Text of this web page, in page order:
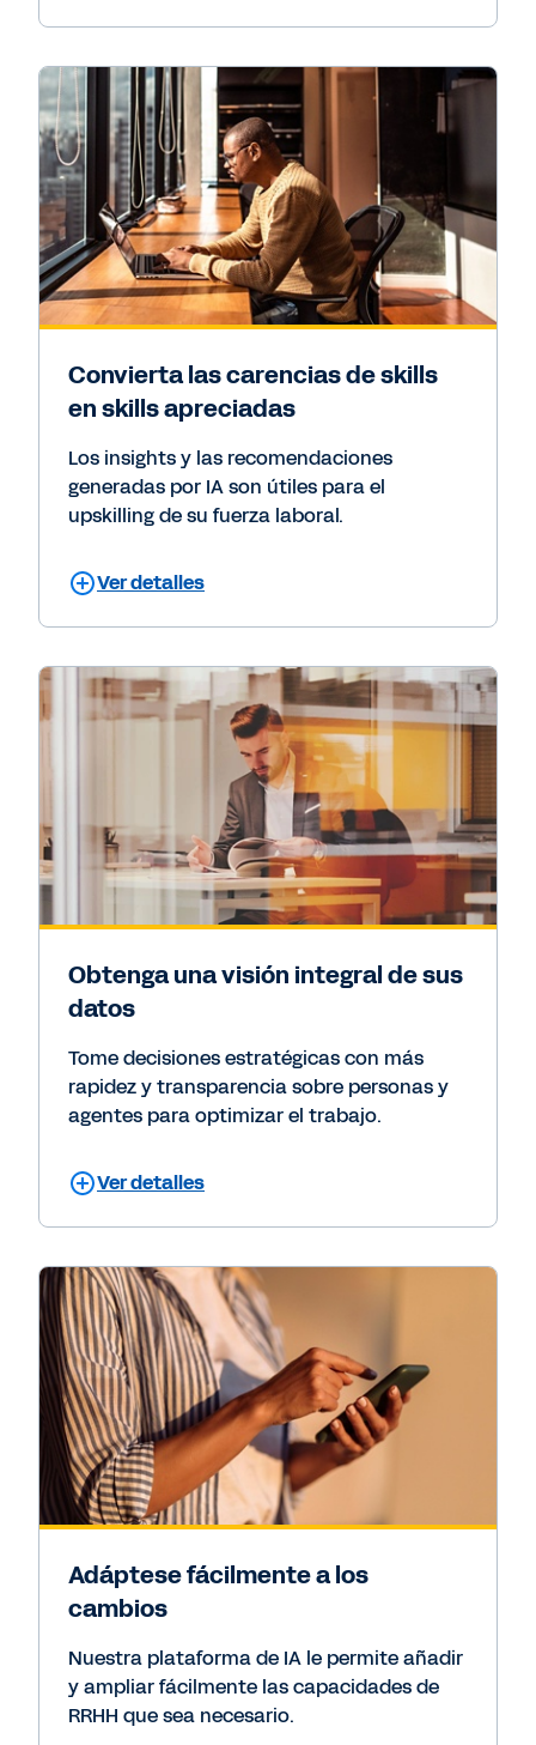
Convierta las carencias de skills
en skills apreciadas
Los insights y las recomendaciones
generadas por IA son útiles para el
upskilling de su fuerza laboral.
Ver detalles
Obtenga una visión integral de sus
datos
Tome decisiones estratégicas con más
rapidez y transparencia sobre personas y
agentes para optimizar el trabajo.
Ver detalles
Adáptese fácilmente a los
cambios
Nuestra plataforma de IA le permite añadir
y ampliar fácilmente las capacidades de
RRHH que sea necesario.